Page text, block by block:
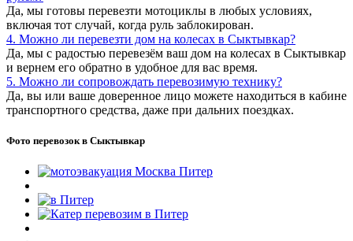
Да, мы готовы перевезти мотоциклы в любых условиях,
включая тот случай, когда руль заблокирован.
4. Можно ли перевезти дом на колесах в Сыктывкар?
Да, мы с радостью перевезём ваш дом на колесах в Сыктывкар
и вернем его обратно в удобное для вас время.
5. Можно ли сопровождать перевозимую технику?
Да, вы или ваше доверенное лицо можете находиться в кабине
транспортного средства, даже при дальних поездках.
Фото перевозок в Сыктывкар